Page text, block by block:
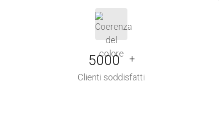
5000 +
Clienti soddisfatti